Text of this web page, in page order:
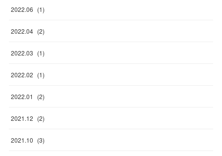
2022.06 (1)
2022.04 (2)
2022.03 (1)
2022.02 (1)
2022.01 (2)
2021.12 (2)
2021.10 (3)